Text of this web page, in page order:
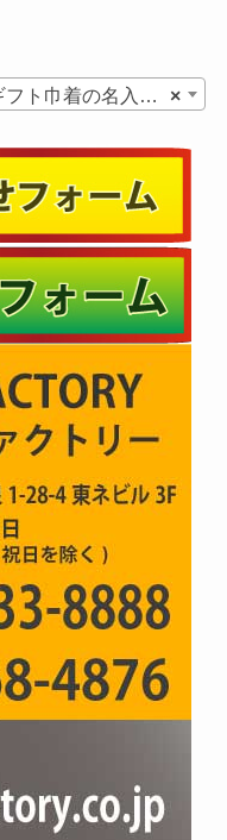
×
・ショッパー・ノベルティ